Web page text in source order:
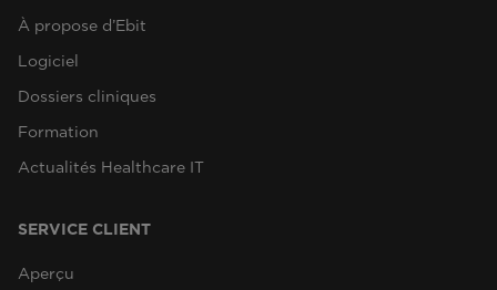
À propose d’Ebit
Logiciel
Dossiers cliniques
Formation
Actualités Healthcare IT
SERVICE CLIENT
Aperçu